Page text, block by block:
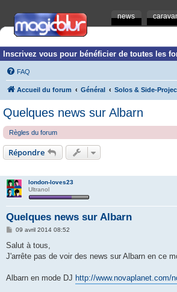
news
Inscrivez vous pour bénéficier de toutes les
FAQ
Accueil du forum Général Solos & Side-
Quelques news sur Albarn
Règles du forum
Répondre
london-loves23
Ultranol
Quelques news sur Albarn
M
s
a
09 avril 2014 08:52
Salut à tous,
J'arrête pas de voir des news sur Albarn en ce
Albarn en mode DJ http://www.novaplanet.com/